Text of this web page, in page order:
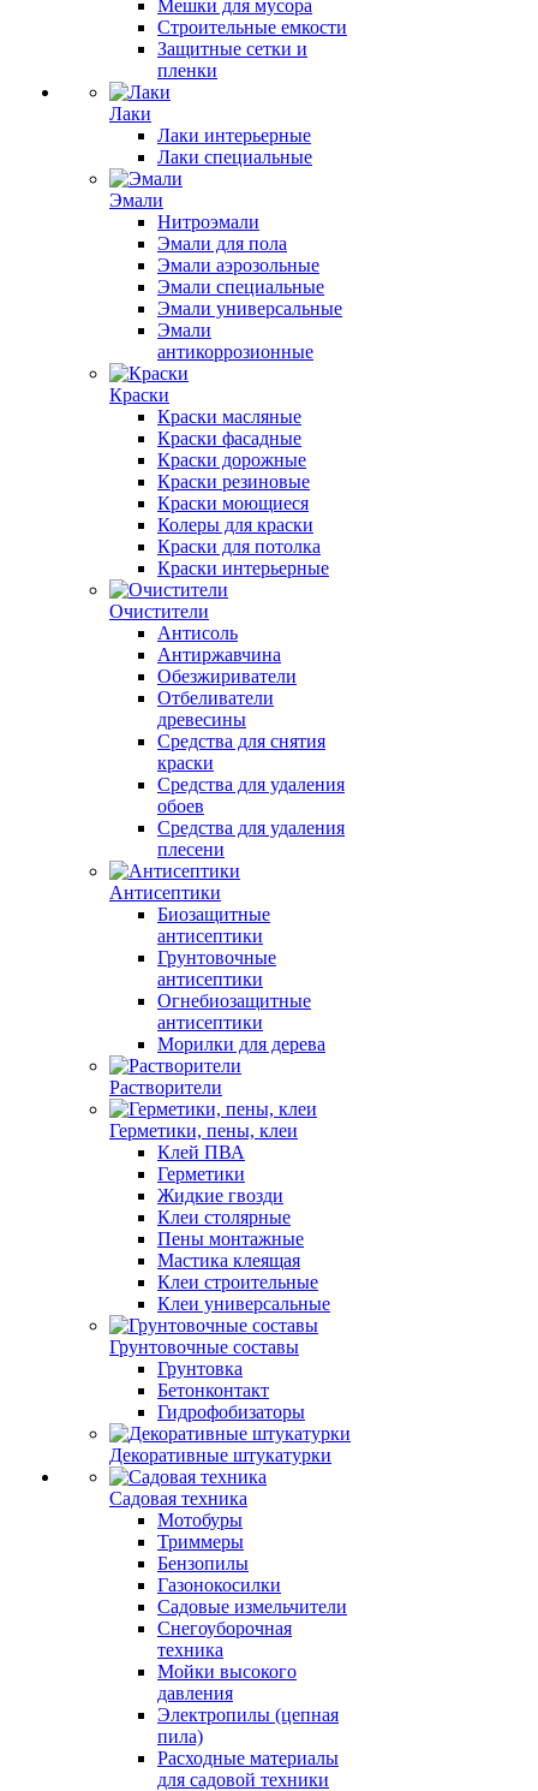
Мешки для мусора
Строительные емкости
Защитные сетки и
пленки
Лаки
Лаки интерьерные
Лаки специальные
Эмали
Нитроэмали
Эмали для пола
Эмали аэрозольные
Эмали специальные
Эмали универсальные
Эмали
антикоррозионные
Краски
Краски масляные
Краски фасадные
Краски дорожные
Краски резиновые
Краски моющиеся
Колеры для краски
Краски для потолка
Краски интерьерные
Очистители
Антисоль
Антиржавчина
Обезжириватели
Отбеливатели
древесины
Средства для снятия
краски
Средства для удаления
обоев
Средства для удаления
плесени
Антисептики
Биозащитные
антисептики
Грунтовочные
антисептики
Огнебиозащитные
антисептики
Морилки для дерева
Растворители
Герметики, пены, клеи
Клей ПВА
Герметики
Жидкие гвозди
Клеи столярные
Пены монтажные
Мастика клеящая
Клеи строительные
Клеи универсальные
Грунтовочные составы
Грунтовка
Бетонконтакт
Гидрофобизаторы
Декоративные штукатурки
Садовая техника
Мотобуры
Триммеры
Бензопилы
Газонокосилки
Садовые измельчители
Снегоуборочная
техника
Мойки высокого
давления
Электропилы (цепная
пила)
Расходные материалы
для садовой техники